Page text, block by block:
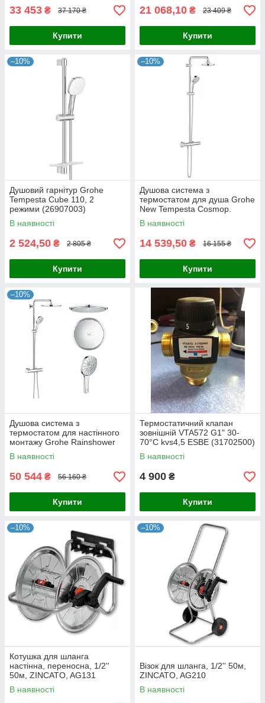
33 453 ₴ 37 170 ₴
Купити
21 068,10 ₴ 23 409 ₴
Купити
–10%
Душовий гарнітур Grohe
Tempesta Cube 110, 2
режими (26907003)
В наявності
2 524,50 ₴ 2 805 ₴
Купити
–10%
Душова система з
термостатом для душа Grohe
New Tempesta Cosmop.
System (27922000)
В наявності
14 539,50 ₴ 16 155 ₴
Купити
–10%
Душова система з
термостатом для настінного
монтажу Grohe Rainshower
Smartactive 310 (27966001)
В наявності
50 544 ₴ 56 160 ₴
Купити
Термостатичний клапан
зовнішній VTA572 G1" 30-
70°С kvs4,5 ESBE (31702500)
В наявності
4 900 ₴
Купити
–10%
Котушка для шланга
настінна, переносна, 1/2''
50м, ZINCATO, AG131
В наявності
–10%
Візок для шланга, 1/2'' 50м,
ZINCATO, AG210
В наявності